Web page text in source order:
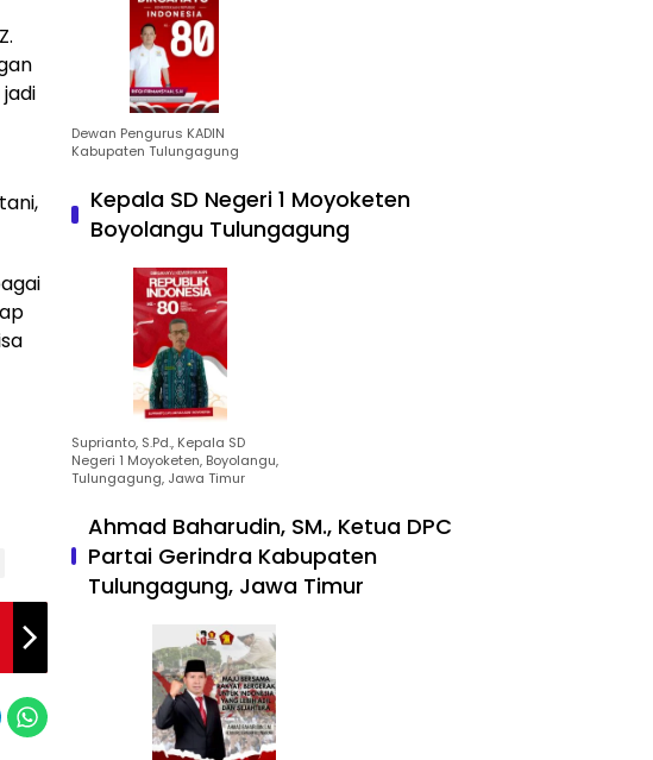
Dewan Pengurus KADIN
Kabupaten Tulungagung
Kepala SD Negeri 1 Moyoketen
Boyolangu Tulungagung
Suprianto, S.Pd., Kepala SD
Negeri 1 Moyoketen, Boyolangu,
Tulungagung, Jawa Timur
Ahmad Baharudin, SM., Ketua DPC
Partai Gerindra Kabupaten
Tulungagung, Jawa Timur